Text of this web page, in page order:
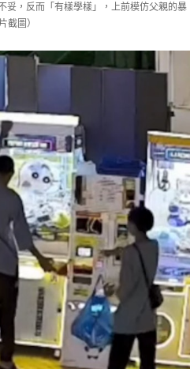
妥，反而「有樣學樣」，上前模仿父親的暴
截圖）